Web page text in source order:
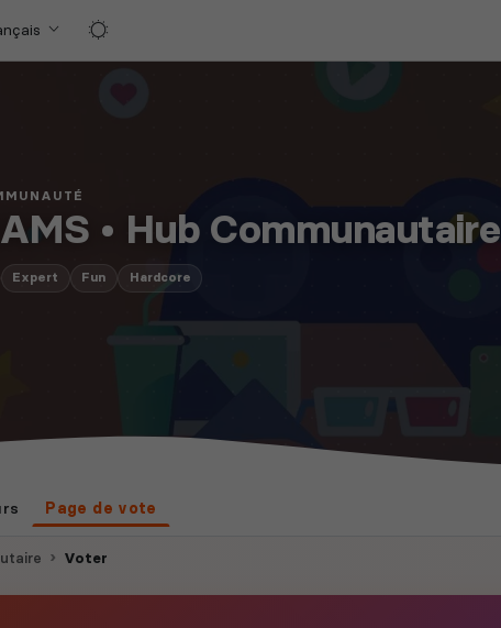
• Hub Communautaire
Expert Fun Hardcore
Page de vote
Voter